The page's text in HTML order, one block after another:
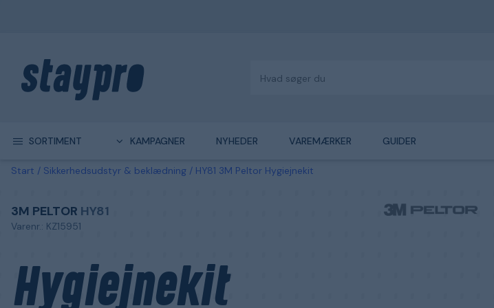
SORTIMENT KAMPAGNER NYHEDER VAREMÆRKER GUIDER
Start Sikkerhedsudstyr & beklædning HY81 3M Peltor Hygiejnekit
3M PELTOR HY81
Varenr.: KZ15951
Hygiejnekit